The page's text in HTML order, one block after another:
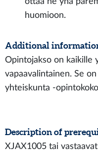
huomioon.
Additional
Opintojakso on kaikille
vapaavalintainen. Se
yhteiskunta -
Description of
XJAX1005 tai